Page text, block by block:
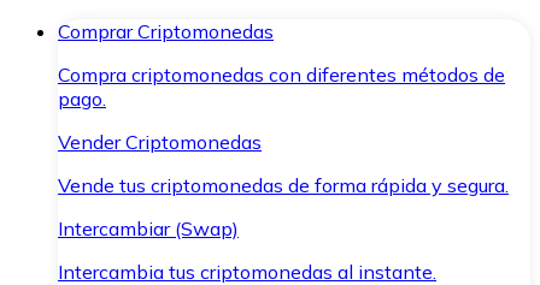
Comprar Criptomonedas
Compra criptomonedas con diferentes métodos de
pago.
Vender Criptomonedas
Vende tus criptomonedas de forma rápida y segura.
Intercambiar (Swap)
Intercambia tus criptomonedas al instante.